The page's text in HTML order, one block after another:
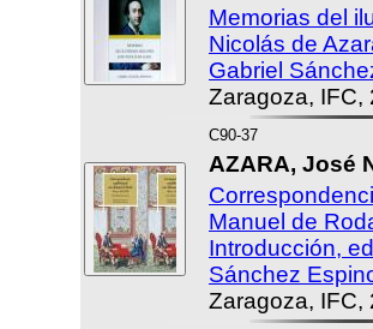
Memorias del
Nicolás de
Gabriel
Zaragoza, IFC,
C90-37
AZARA, José
Manuel de
Introducción,
Sánchez
Zaragoza, IFC,